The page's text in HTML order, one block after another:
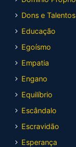
Dons e Talentos
Educação
Egoísmo
Empatia
Engano
Equilíbrio
Escândalo
Escravidão
Esperança